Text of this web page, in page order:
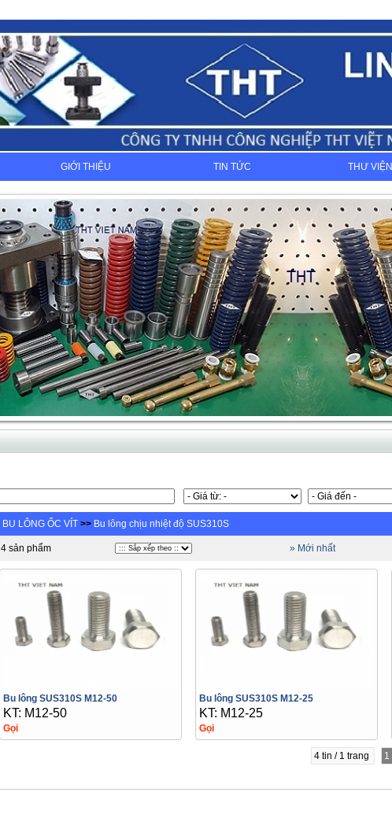
GIỚI THIỆU TIN TỨC THƯ VIỆN
BU LÔNG ỐC VÍT >> Bu lông chịu nhiệt độ SUS310S
4 sản phẩm » Mới nhất
Bu lông SUS310S M12-50
KT: M12-50
Gọi
Bu lông SUS310S M12-25
KT: M12-25
Gọi
4 tin / 1 trang 1